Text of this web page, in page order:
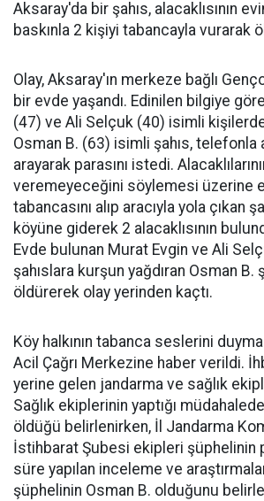
Aksaray'da bir şahıs, alacaklısının
baskınla 2 kişiyi tabancayla vurarak
Olay, Aksaray'ın merkeze bağlı
bir evde yaşandı. Edinilen bilgiye
(47) ve Ali Selçuk (40) isimli
Osman B. (63) isimli şahıs, telefonla
arayarak parasını istedi.
veremeyeceğini söylemesi üzerine
tabancasını alıp aracıyla yola çıkan
köyüne giderek 2 alacaklısının
Evde bulunan Murat Evgin ve Ali
şahıslara kurşun yağdıran Osman B.
öldürerek olay yerinden kaçtı.
Köy halkının tabanca seslerini
Acil Çağrı Merkezine haber verildi.
yerine gelen jandarma ve sağlık
Sağlık ekiplerinin yaptığı müdahalede
öldüğü belirlenirken, İl Jandarma
İstihbarat Şubesi ekipleri şüphelinin
süre yapılan inceleme ve
şüphelinin Osman B. olduğunu